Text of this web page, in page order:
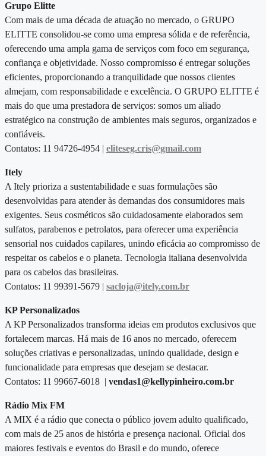
Grupo Elitte
Com mais de uma década de atuação no mercado, o GRUPO
ELITTE consolidou-se como uma empresa sólida e de referência,
oferecendo uma ampla gama de serviços com foco em segurança,
confiança e objetividade. Nosso compromisso é entregar soluções
eficientes, proporcionando a tranquilidade que nossos clientes
almejam, com responsabilidade e excelência. O GRUPO ELITTE é
mais do que uma prestadora de serviços: somos um aliado
estratégico na construção de ambientes mais seguros, organizados e
confiáveis.
Contatos: 11 94726-4954 | eliteseg.cris@gmail.com
Itely
A Itely prioriza a sustentabilidade e suas formulações são
desenvolvidas para atender às demandas dos consumidores mais
exigentes. Seus cosméticos são cuidadosamente elaborados sem
sulfatos, parabenos e petrolatos, para oferecer uma experiência
sensorial nos cuidados capilares, unindo eficácia ao compromisso de
respeitar os cabelos e o planeta. Tecnologia italiana desenvolvida
para os cabelos das brasileiras.
Contatos: 11 99391-5679 | sacloja@itely.com.br
KP Personalizados
A KP Personalizados transforma ideias em produtos exclusivos que
fortalecem marcas. Há mais de 16 anos no mercado, oferecem
soluções criativas e personalizadas, unindo qualidade, design e
funcionalidade para empresas que desejam se destacar.
Contatos: 11 99667-6018 | vendas1@kellypinheiro.com.br
Rádio Mix FM
A MIX é a rádio que conecta o público jovem adulto qualificado,
com mais de 25 anos de história e presença nacional. Oficial dos
maiores festivais e eventos do Brasil e do mundo, oferece